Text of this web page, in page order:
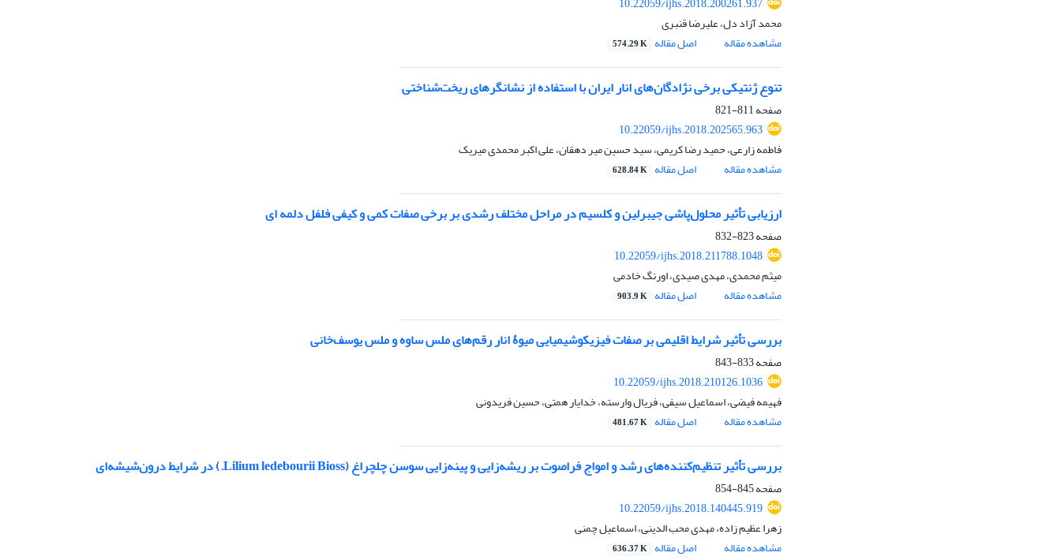
محمد آزاد دل، علیرضا قنبری
مشاهده مقاله
اصل مقاله 574.29 K
تنوع ژنتیکی برخی نژادگان‌های انار ایران با استفاده از نشانگرهای ریخت‌شناختی
صفحه811-821
10.22059/ijhs.2018.202565.963
فاطمه زارعی، حمید رضا کریمی، سید حسین میر دهقان، علی اکبر محمدی میریک
مشاهده مقاله
اصل مقاله 628.84 K
ارزیابی تأثیر محلول‌پاشی جیبرلین و کلسیم در مراحل مختلف رشدی بر برخی صفات کمی و کیفی فلفل دلمه ای
صفحه823-832
10.22059/ijhs.2018.211788.1048
میثم محمدی، مهدی صیدی، اورنگ خادمی
مشاهده مقاله
اصل مقاله 903.9 K
بررسی تأثیر شرایط اقلیمی بر صفات فیزیکوشیمیایی میوۀ انار رقم‌های ملس ساوه و ملس یوسف‌خانی
صفحه833-843
10.22059/ijhs.2018.210126.1036
فهیمه فیضی، اسماعیل سیفی، فریال وارسته، خدایار همتی، حسین فریدونی
مشاهده مقاله
اصل مقاله 481.67 K
بررسی تأثیر تنظیم‌کننده‌های رشد و امواج فراصوت بر ریشه‌زایی و پینه‌زایی سوسن چلچراغ (Lilium ledebourii Bioss.) در شرایط درون‌شیشه‌ای
صفحه845-854
10.22059/ijhs.2018.140445.919
زهرا عظیم زاده، مهدی محب الدینی، اسماعیل چمنی
مشاهده مقاله
اصل مقاله 636.37 K